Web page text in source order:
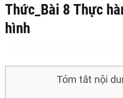
Thức_Bài 8 Thực
hình
Tóm tắt nội